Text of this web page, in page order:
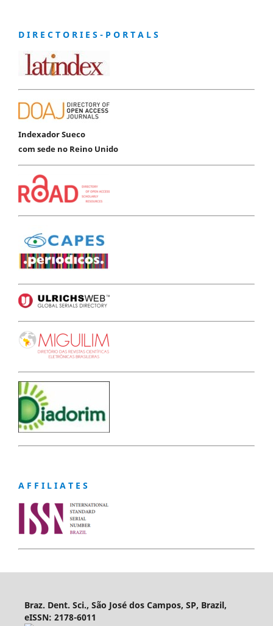
D I R E C T O R I E S - P O R T A L S
Indexador Sueco
com sede no Reino Unido
A F F I L I A T E S
Braz. Dent. Sci., São José dos Campos, SP, Brazil,
eISSN: 2178-6011